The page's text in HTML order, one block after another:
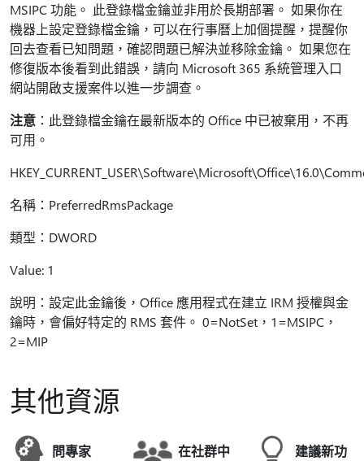
MSIPC 功能。 此登錄檔金鑰並非用於長期部署。 如果你在
機器上設定登錄檔金鑰，可以在行事曆上加個提醒，提醒你
回去查看已知問題，確認問題已解決並移除金鑰。 如果您在
修復版本後看到此錯誤，請向 Microsoft 365 系統管理入口
網站開啟支援案件以進一步調查。
注意 ：此登錄檔金鑰在最新版本的 Office 中已被棄用，不再
可用。
名稱：PreferredRmsPackage
類型：DWORD
Value: 1
說明：設定此金鑰後，Office 應用程式在建立 IRM 授權與金
鑰時，會偏好特定的 RMS 套件。 0=NotSet，1=MSIPC，
2=MIP
其他資源
問專家
在社群中
建議新功